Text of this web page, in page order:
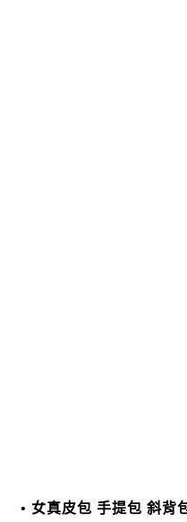
女真皮包 手提包 斜背包 優雅牛皮氣質紋